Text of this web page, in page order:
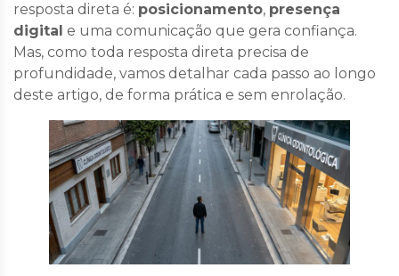
resposta direta é: posicionamento, presença
digital e uma comunicação que gera confiança.
Mas, como toda resposta direta precisa de
profundidade, vamos detalhar cada passo ao longo
deste artigo, de forma prática e sem enrolação.